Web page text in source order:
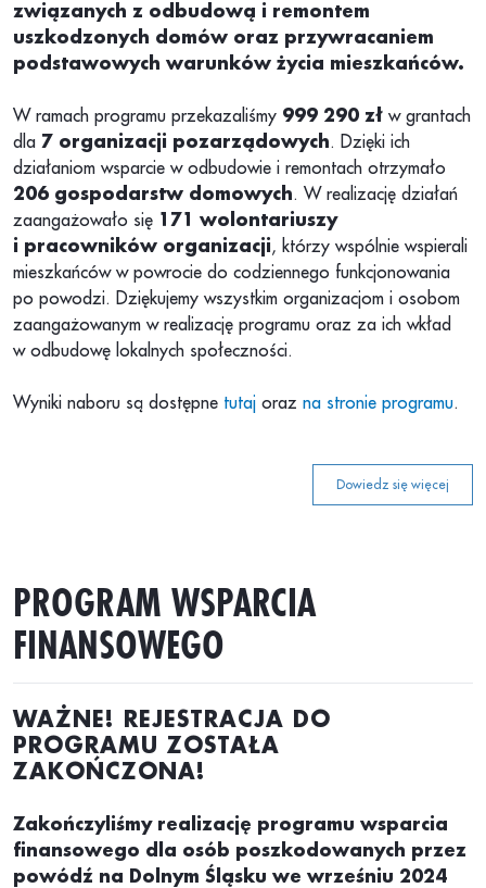
związanych z odbudową i remontem
uszkodzonych domów oraz przywracaniem
podstawowych warunków życia mieszkańców.
W ramach programu przekazaliśmy 999 290 zł w grantach
dla 7 organizacji pozarządowych. Dzięki ich
działaniom wsparcie w odbudowie i remontach otrzymało
206 gospodarstw domowych. W realizację działań
zaangażowało się 171 wolontariuszy
i pracowników organizacji, którzy wspólnie wspierali
mieszkańców w powrocie do codziennego funkcjonowania
po powodzi. Dziękujemy wszystkim organizacjom i osobom
zaangażowanym w realizację programu oraz za ich wkład
w odbudowę lokalnych społeczności.
Wyniki naboru są dostępne tutaj oraz na stronie programu.
Dowiedz się więcej
PROGRAM WSPARCIA
FINANSOWEGO
WAŻNE! REJESTRACJA DO
PROGRAMU ZOSTAŁA
ZAKOŃCZONA!
Zakończyliśmy realizację programu wsparcia
finansowego dla osób poszkodowanych przez
powódź na Dolnym Śląsku we wrześniu 2024